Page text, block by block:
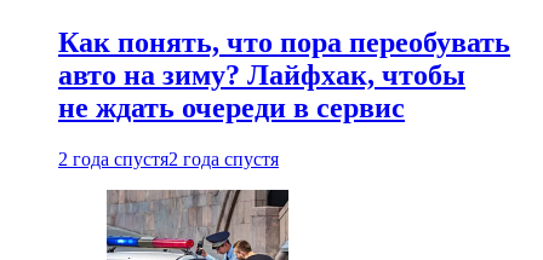
Как понять, что пора переобувать
авто на зиму? Лайфхак, чтобы
не ждать очереди в сервис
2 года спустя2 года спустя